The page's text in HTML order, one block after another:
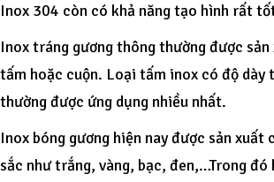
Inox 304 còn có khả năng tạo hình rất
Inox tráng gương thông thường được
tấm hoặc cuộn. Loại tấm inox có độ dày
thường được ứng dụng nhiều nhất.
Inox bóng gương hiện nay được sản xuất
sắc như trắng, vàng, bạc, đen,…Trong